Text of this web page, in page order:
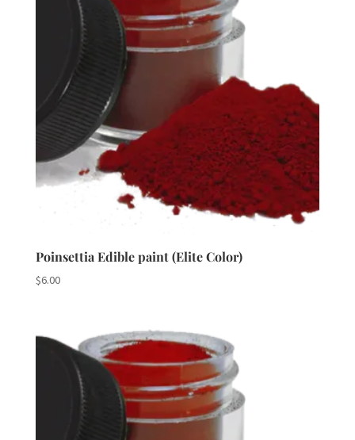
Poinsettia Edible paint (Elite Color)
$6.00